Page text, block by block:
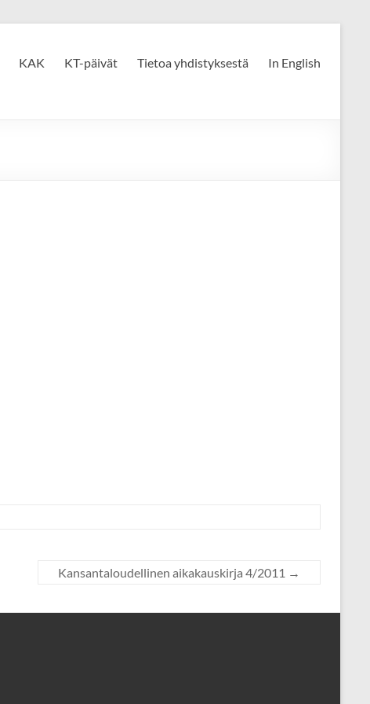
KAK KT-päivät Tietoa yhdistyksestä In English
Kansantaloudellinen aikakauskirja 4/2011 →